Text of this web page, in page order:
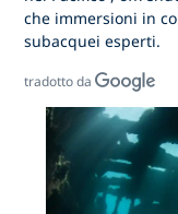
che immersioni in
subacquei esperti.
tradotto da